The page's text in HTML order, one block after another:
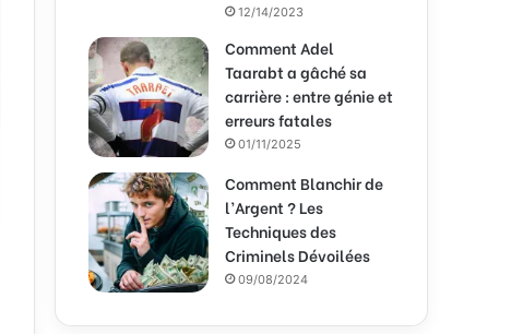
12/14/2023
Comment Adel
Taarabt a gâché sa
carrière : entre génie et
erreurs fatales
01/11/2025
Comment Blanchir de
l’Argent ? Les
Techniques des
Criminels Dévoilées
09/08/2024